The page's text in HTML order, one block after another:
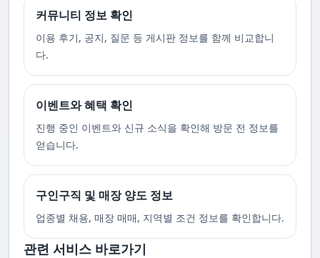
커뮤니티 정보 확인
이용 후기, 공지, 질문 등 게시판 정보를 함께 비교합니
다.
이벤트와 혜택 확인
진행 중인 이벤트와 신규 소식을 확인해 방문 전 정보를
얻습니다.
구인구직 및 매장 양도 정보
업종별 채용, 매장 매매, 지역별 조건 정보를 확인합니다.
관련 서비스 바로가기